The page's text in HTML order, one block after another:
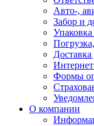
Авто-,
Забор и
Упаковка
Формы
О компании